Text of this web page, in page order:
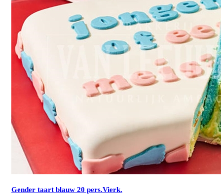
Gender taart blauw 20 pers.Vierk.